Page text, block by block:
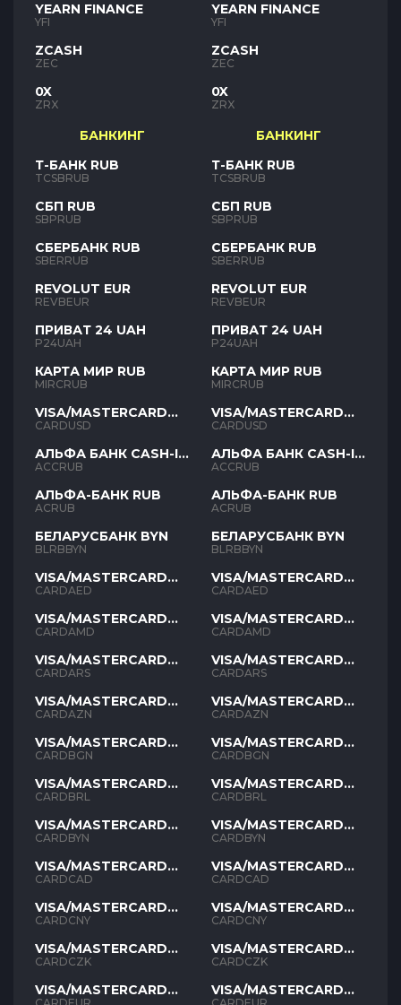
YEARN FINANCE
YFI
ZCASH
ZEC
0X
ZRX
БАНКИНГ
Т-БАНК RUB
TCSBRUB
СБП RUB
SBPRUB
СБЕРБАНК RUB
SBERRUB
REVOLUT EUR
REVBEUR
ПРИВАТ 24 UAH
P24UAH
КАРТА МИР RUB
MIRCRUB
VISA/MASTERCARD
USD
CARDUSD
АЛЬФА БАНК CASH-IN
RUB
ACCRUB
АЛЬФА-БАНК RUB
ACRUB
БЕЛАРУСБАНК BYN
BLRBBYN
VISA/MASTERCARD
AED
CARDAED
VISA/MASTERCARD
AMD
CARDAMD
VISA/MASTERCARD
ARS
CARDARS
VISA/MASTERCARD
AZN
CARDAZN
VISA/MASTERCARD
BGN
CARDBGN
VISA/MASTERCARD
BRL
CARDBRL
VISA/MASTERCARD
BYN
CARDBYN
VISA/MASTERCARD
CAD
CARDCAD
VISA/MASTERCARD
CNY
CARDCNY
VISA/MASTERCARD
CZK
CARDCZK
VISA/MASTERCARD
YEARN FINANCE
YFI
ZCASH
ZEC
0X
ZRX
БАНКИНГ
Т-БАНК RUB
TCSBRUB
СБП RUB
SBPRUB
СБЕРБАНК RUB
SBERRUB
REVOLUT EUR
REVBEUR
ПРИВАТ 24 UAH
P24UAH
КАРТА МИР RUB
MIRCRUB
VISA/MASTERCARD
USD
CARDUSD
АЛЬФА БАНК CASH-IN
RUB
ACCRUB
АЛЬФА-БАНК RUB
ACRUB
БЕЛАРУСБАНК BYN
BLRBBYN
VISA/MASTERCARD
AED
CARDAED
VISA/MASTERCARD
AMD
CARDAMD
VISA/MASTERCARD
ARS
CARDARS
VISA/MASTERCARD
AZN
CARDAZN
VISA/MASTERCARD
BGN
CARDBGN
VISA/MASTERCARD
BRL
CARDBRL
VISA/MASTERCARD
BYN
CARDBYN
VISA/MASTERCARD
CAD
CARDCAD
VISA/MASTERCARD
CNY
CARDCNY
VISA/MASTERCARD
CZK
CARDCZK
VISA/MASTERCARD